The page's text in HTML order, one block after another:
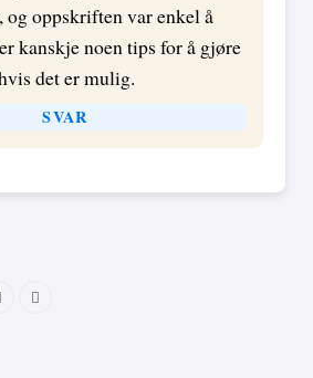
og oppskriften var enkel å
kanskje noen tips for å gjøre
det er mulig.
SVAR